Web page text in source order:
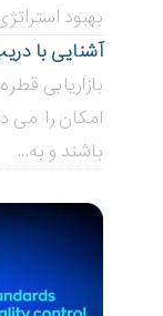
بهبود
آشنایی با
امکان را می
باشند و به...